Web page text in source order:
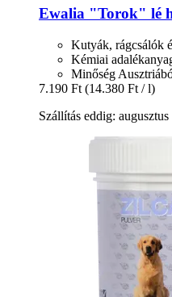
Ewalia "Torok" lé
Kutyák, rágcsálók
Kémiai
Minőség
7.190 Ft (14.380 Ft / l)
Szállítás eddig: augusztus